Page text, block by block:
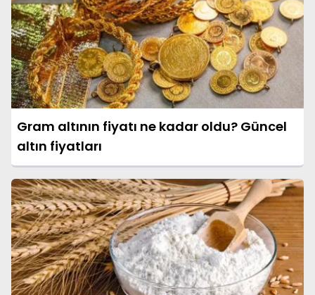
Gram altının fiyatı ne kadar oldu? Güncel
altın fiyatları